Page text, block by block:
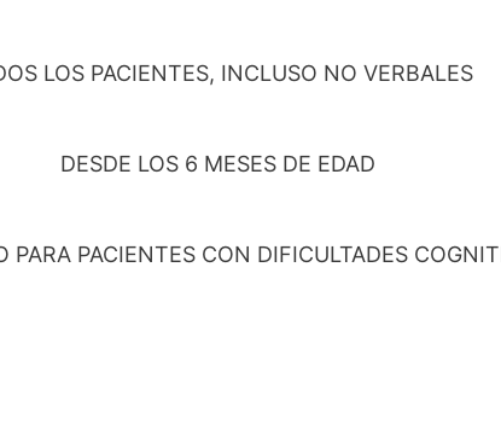
LOS PACIENTES, INCLUSO NO VERBALES
DESDE LOS 6 MESES DE EDAD
PARA PACIENTES CON DIFICULTADES